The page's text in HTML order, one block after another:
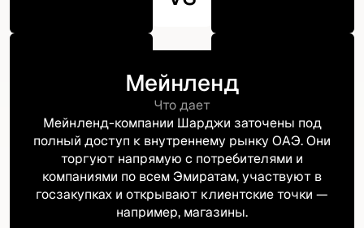
Мейнленд
Что дает
Мейнленд-компании Шарджи заточены под
полный доступ к внутреннему рынку ОАЭ. Они
торгуют напрямую с потребителями и
компаниями по всем Эмиратам, участвуют в
госзакупках и открывают клиентские точки —
например, магазины.